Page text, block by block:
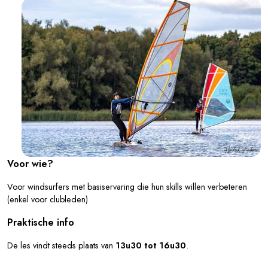
Voor wie?
Voor windsurfers met basiservaring die hun skills willen verbeteren
(enkel voor clubleden)
Praktische info
De les vindt steeds plaats van 13u30 tot 16u30.